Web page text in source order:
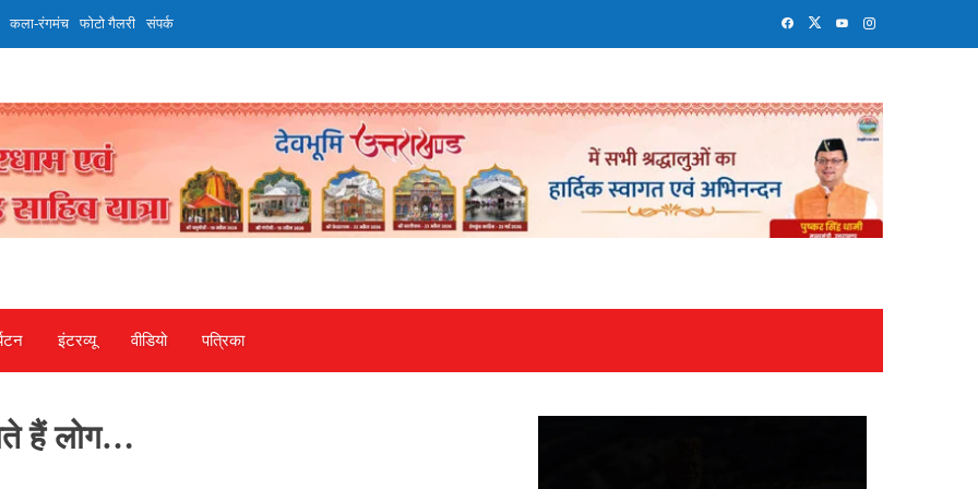
कला-रंगमंच फोटो गैलरी संपर्क
इंटरव्‍यू वीडियो पत्रिका
हैं लोग…